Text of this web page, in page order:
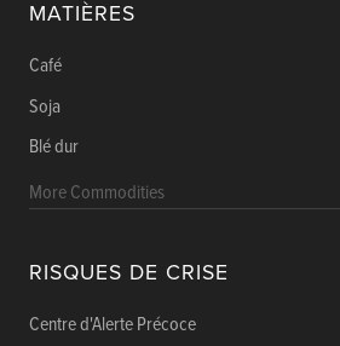
MATIÈRES
Café
Soja
Blé dur
More Commodities
RISQUES DE CRISE
Centre d'Alerte Précoce